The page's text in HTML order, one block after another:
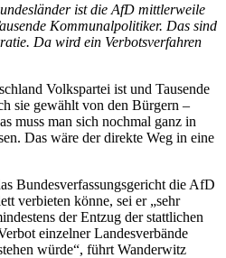
ist die AfD mittlerweile
Kommunalpolitiker. Das sind
Da wird ein Verbotsverfahren
Volkspartei ist und Tausende
sie gewählt von den Bürgern –
muss man sich nochmal ganz in
Das wäre der direkte Weg in eine
Bundesverfassungsgericht die AfD
verbieten könne, sei er „sehr
der Entzug der stattlichen
einzelner Landesverbände
würde“, führt Wanderwitz